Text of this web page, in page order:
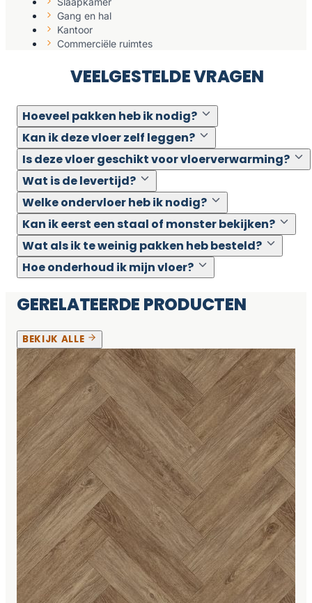
Gang en hal
Kantoor
Commerciële ruimtes
VEELGESTELDE VRAGEN
Hoeveel pakken heb ik nodig?
Kan ik deze vloer zelf leggen?
Is deze vloer geschikt voor vloerverwarming?
Wat is de levertijd?
Welke ondervloer heb ik nodig?
Kan ik eerst een staal of monster bekijken?
Wat als ik te weinig pakken heb besteld?
Hoe onderhoud ik mijn vloer?
GERELATEERDE PRODUCTEN
BEKIJK ALLE